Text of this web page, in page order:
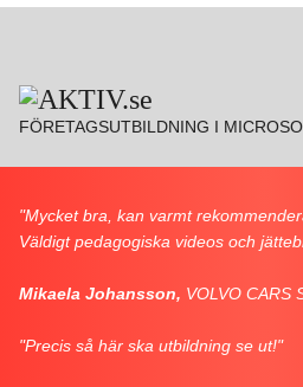
FÖRETAGSUTBILDNING I
"Mycket bra, kan varmt
Väldigt pedagogiska videos och
Mikaela Johansson, VOLVO CARS
"Precis så här ska utbildning se ut!"